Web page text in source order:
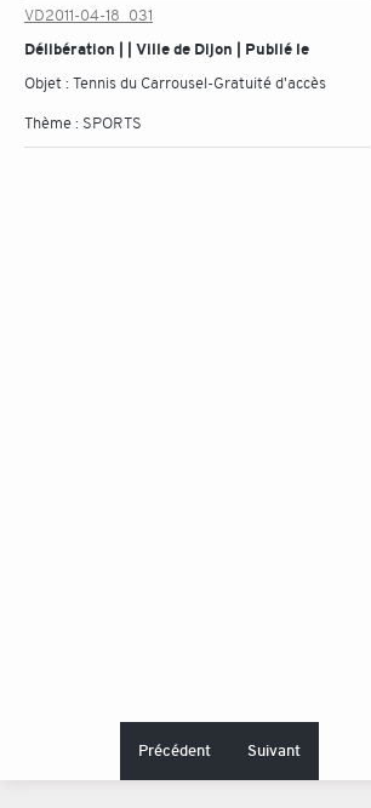
VD2011-04-18_031
Délibération | | Ville de Dijon | Publié le
Objet :Tennis du Carrousel-Gratuité d'accès
Thème : SPORTS
Précédent Suivant